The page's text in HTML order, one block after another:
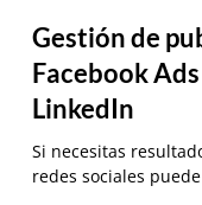
Gestión de
Facebook
LinkedIn
Si necesitas
redes sociales